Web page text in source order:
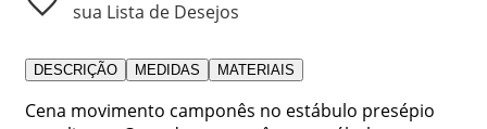
sua Lista de Desejos
DESCRIÇÃO MEDIDAS MATERIAIS
Cena movimento camponês no estábulo presépio